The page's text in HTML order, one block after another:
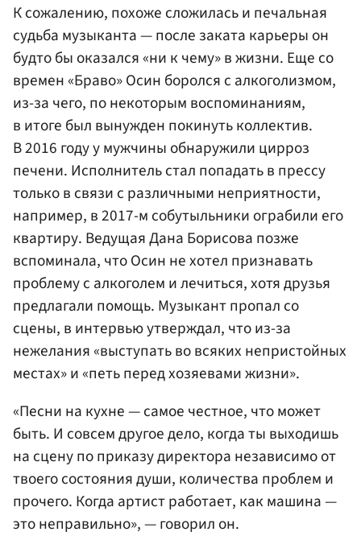
К сожалению, похоже сложилась и печальная
судьба музыканта — после заката карьеры он
будто бы оказался «ни к чему» в жизни. Еще со
времен «Браво» Осин боролся с алкоголизмом,
из-за чего, по некоторым воспоминаниям,
в итоге был вынужден покинуть коллектив.
В 2016 году у мужчины обнаружили цирроз
печени. Исполнитель стал попадать в прессу
только в связи с различными неприятности,
например, в 2017-м собутыльники ограбили его
квартиру. Ведущая Дана Борисова позже
вспоминала, что Осин не хотел признавать
проблему с алкоголем и лечиться, хотя друзья
предлагали помощь. Музыкант пропал со
сцены, в интервью утверждал, что из-за
нежелания «выступать во всяких непристойных
местах» и «петь перед хозяевами жизни».
«Песни на кухне — самое честное, что может
быть. И совсем другое дело, когда ты выходишь
на сцену по приказу директора независимо от
твоего состояния души, количества проблем и
прочего. Когда артист работает, как машина —
это неправильно», — говорил он.